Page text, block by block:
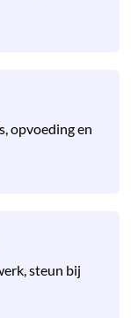
opvoeding en
steun bij